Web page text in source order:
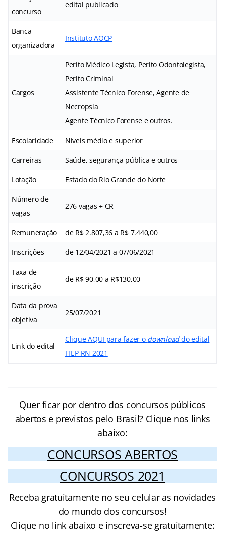
concurso
edital publicado
Banca
organizadora
Instituto AOCP
Cargos
Perito Médico Legista, Perito Odontolegista,
Perito Criminal
Assistente Técnico Forense, Agente de
Necropsia
Agente Técnico Forense e outros.
Escolaridade Níveis médio e superior
Carreiras Saúde, segurança pública e outros
Lotação Estado do Rio Grande do Norte
Número de
vagas
276 vagas + CR
Remuneração de R$ 2.807,36 a R$ 7.440,00
Inscrições de 12/04/2021 a 07/06/2021
Taxa de
inscrição
de R$ 90,00 a R$130,00
Data da prova
objetiva
25/07/2021
Link do edital
Clique AQUI para fazer o downloaddo edital
ITEP RN 2021
Quer ficar por dentro dos concursos públicos
abertos e previstos pelo Brasil? Clique nos links
abaixo:
CONCURSOS ABERTOS
CONCURSOS 2021
Receba gratuitamente no seu celular as novidades
do mundo dos concursos!
Clique no link abaixo e inscreva-se gratuitamente: